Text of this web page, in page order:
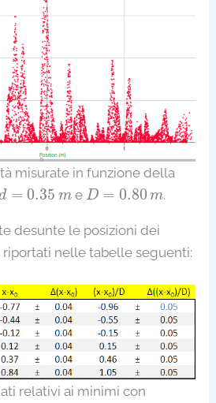
misurate in funzione della
= 0.35 m
d 0.35m e D = 0.80 m
D= 0.80m .
desunte le posizioni dei
nelle tabelle seguenti:
relativi ai minimi con